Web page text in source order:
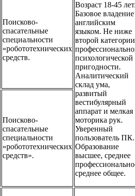
Поисково-
спасательные
специальности
«робототехнических
средств.
Возраст 18-45
Базовое владение
английским
языком. Не ниже
второй категории
психологической
пригодности.
Аналитический
склад ума,
развитый
вестибулярный
аппарат и мелкая
моторика рук.
Уверенный
пользователь ПК.
Образование
высшее, среднее
среднее общее.
Поисково-
спасательные
специальности
«робототехнических
средств».